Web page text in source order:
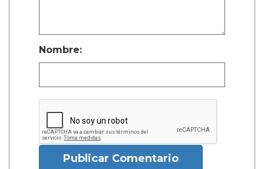
Nombre:
Publicar Comentario